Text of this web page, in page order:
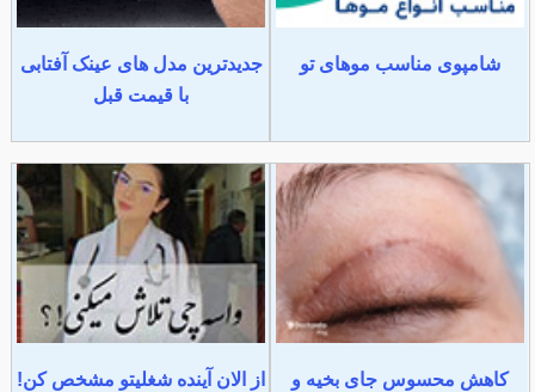
شامپوی مناسب موهای تو
جدیدترین مدل های عینک آفتابی
با قیمت قبل
کاهش محسوس جای بخیه و
از الان آینده شغلیتو مشخص کن!